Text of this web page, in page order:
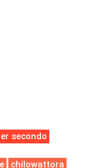
secondo
chilowattora